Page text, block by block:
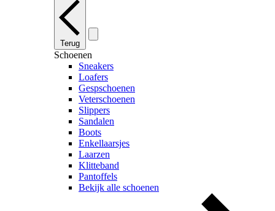
Terug
Schoenen
Sneakers
Loafers
Gespschoenen
Veterschoenen
Slippers
Sandalen
Boots
Enkellaarsjes
Laarzen
Klitteband
Pantoffels
Bekijk alle schoenen